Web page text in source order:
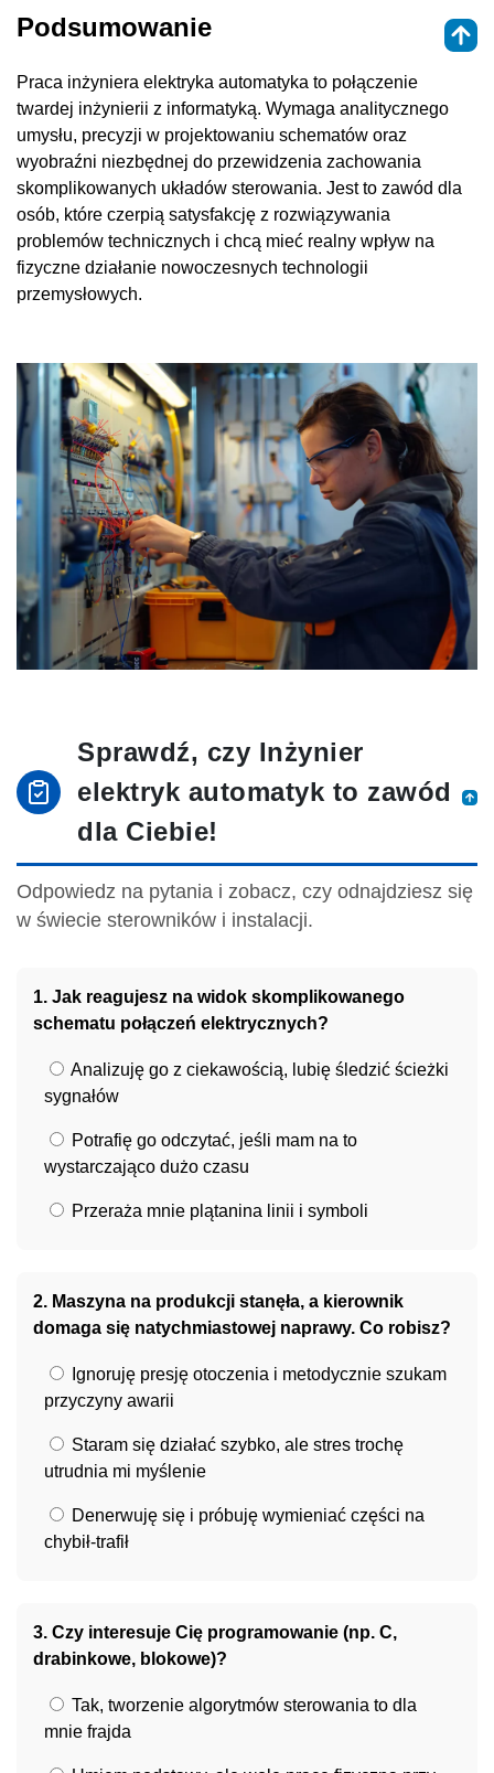
Podsumowanie
Praca inżyniera elektryka automatyka to połączenie
twardej inżynierii z informatyką. Wymaga analitycznego
umysłu, precyzji w projektowaniu schematów oraz
wyobraźni niezbędnej do przewidzenia zachowania
skomplikowanych układów sterowania. Jest to zawód dla
osób, które czerpią satysfakcję z rozwiązywania
problemów technicznych i chcą mieć realny wpływ na
fizyczne działanie nowoczesnych technologii
przemysłowych.
Sprawdź, czy Inżynier
elektryk automatyk to zawód
dla Ciebie!
Odpowiedz na pytania i zobacz, czy odnajdziesz się
w świecie sterowników i instalacji.
1. Jak reagujesz na widok skomplikowanego
schematu połączeń elektrycznych?
Analizuję go z ciekawością, lubię śledzić ścieżki
sygnałów
Potrafię go odczytać, jeśli mam na to
wystarczająco dużo czasu
Przeraża mnie plątanina linii i symboli
2. Maszyna na produkcji stanęła, a kierownik
domaga się natychmiastowej naprawy. Co robisz?
Ignoruję presję otoczenia i metodycznie szukam
przyczyny awarii
Staram się działać szybko, ale stres trochę
utrudnia mi myślenie
Denerwuję się i próbuję wymieniać części na
chybił-trafił
3. Czy interesuje Cię programowanie (np. C,
drabinkowe, blokowe)?
Tak, tworzenie algorytmów sterowania to dla
mnie frajda